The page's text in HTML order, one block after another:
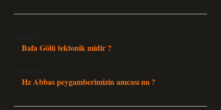
Önceki Yazı
Bafa Gölü tektonik midir ?
Sonraki Yazı
Hz Abbas peygamberimizin amcası mı ?